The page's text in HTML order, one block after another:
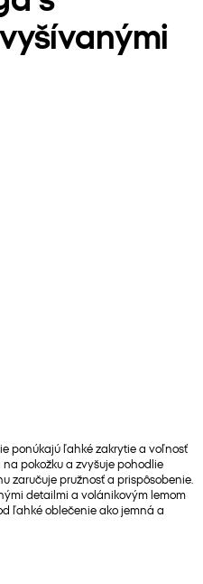
ponúkajú ľahké zakrytie a voľnosť
pokožku a zvyšuje pohodlie
zaručuje pružnosť a prispôsobenie.
detailmi a volánikovým lemom
ľahké oblečenie ako jemná a